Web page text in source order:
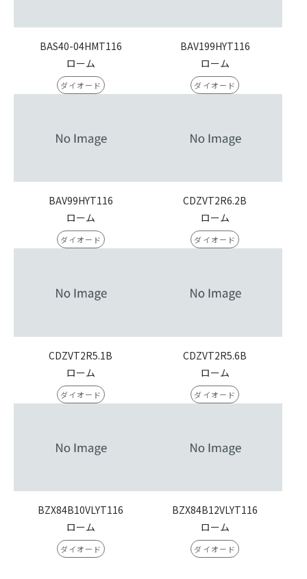
BAS40-04HMT116
ローム
ダイオード
BAV199HYT116
ローム
ダイオード
BAV99HYT116
ローム
ダイオード
CDZVT2R6.2B
ローム
ダイオード
CDZVT2R5.1B
ローム
ダイオード
CDZVT2R5.6B
ローム
ダイオード
BZX84B10VLYT116
ローム
ダイオード
BZX84B12VLYT116
ローム
ダイオード